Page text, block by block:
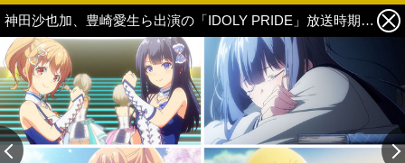
神田沙也加、豊崎愛生ら出演の「IDOLY PRIDE」放送時期決定＆大石昌良が手掛ける新曲MV公開！ 1枚目の写真・画像